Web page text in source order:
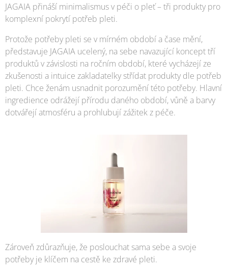
JAGAIA přináší minimalismus v péči o pleť – tři produkty pro
komplexní pokrytí potřeb pleti.
Protože potřeby pleti se v mírném období a čase mění,
představuje JAGAIA ucelený, na sebe navazující koncept tří
produktů v závislosti na ročním období, které vycházejí ze
zkušenosti a intuice zakladatelky střídat produkty dle potřeb
pleti. Chce ženám usnadnit porozumění této potřeby. Hlavní
ingredience odrážejí přírodu daného období, vůně a barvy
dotvářejí atmosféru a prohlubují zážitek z péče.
Zároveň zdůrazňuje, že poslouchat sama sebe a svoje
potřeby je klíčem na cestě ke zdravé pleti.